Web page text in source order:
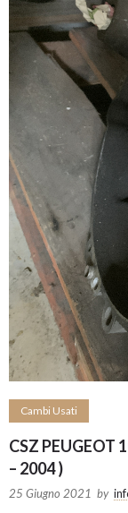
Cambi Usati
CSZ PEUGEOT
– 2004 )
25 Giugno 2021 by